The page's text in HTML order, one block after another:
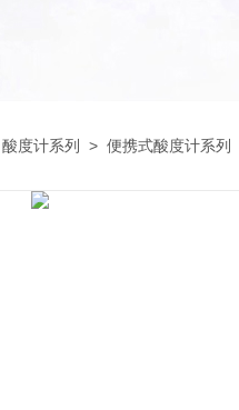
酸度计系列 > 便携式酸度计系列